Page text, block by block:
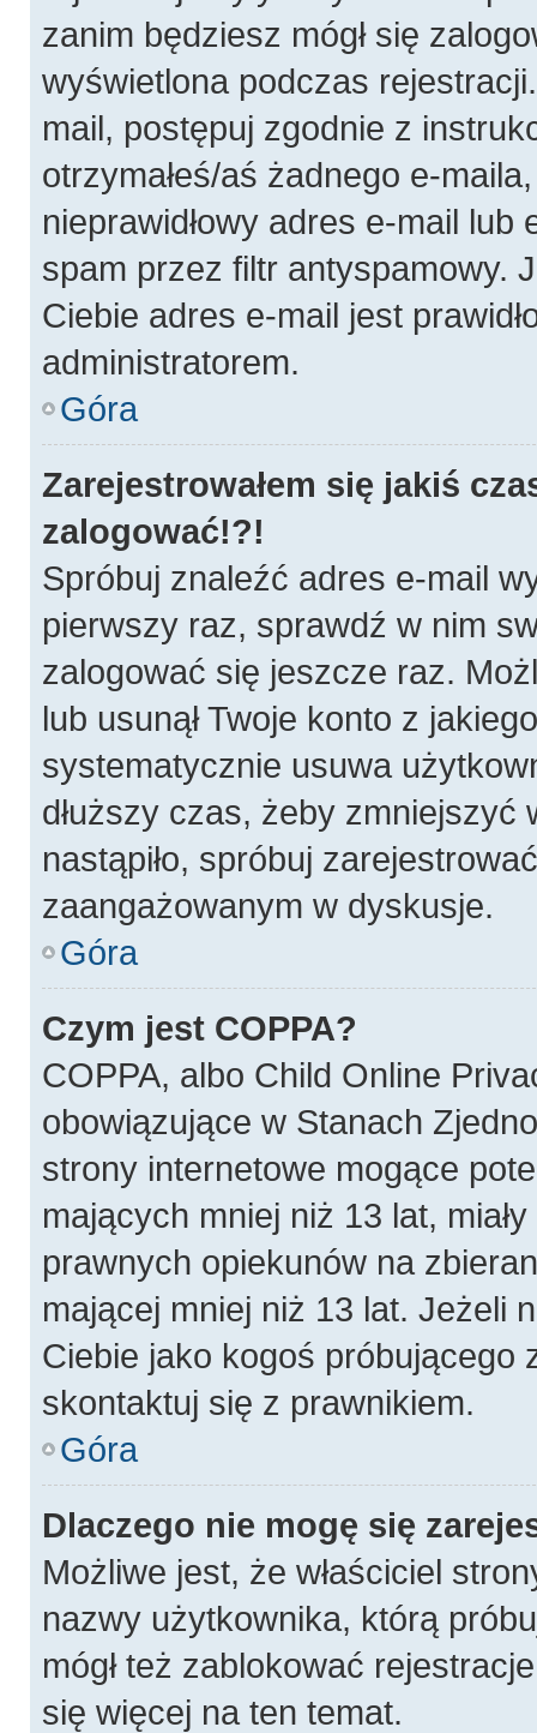
zanim będziesz mógł się
wyświetlona podczas
mail, postępuj zgodnie z
otrzymałeś/aś żadnego e-
nieprawidłowy adres e-mail lub
spam przez filtr antyspamowy.
Ciebie adres e-mail jest
administratorem.
Góra
Zarejestrowałem się jakiś
zalogować!?!
Spróbuj znaleźć adres e-mail
pierwszy raz, sprawdź w nim
zalogować się jeszcze raz.
lub usunął Twoje konto z
systematycznie usuwa
dłuższy czas, żeby
nastąpiło, spróbuj
zaangażowanym w dyskusje.
Góra
Czym jest COPPA?
COPPA, albo Child Online
obowiązujące w Stanach
strony internetowe mogące
mających mniej niż 13 lat,
prawnych opiekunów na
mającej mniej niż 13 lat. Jeżeli
Ciebie jako kogoś próbującego
skontaktuj się z prawnikiem.
Góra
Dlaczego nie mogę się
Możliwe jest, że właściciel
nazwy użytkownika, którą
mógł też zablokować
się więcej na ten temat.